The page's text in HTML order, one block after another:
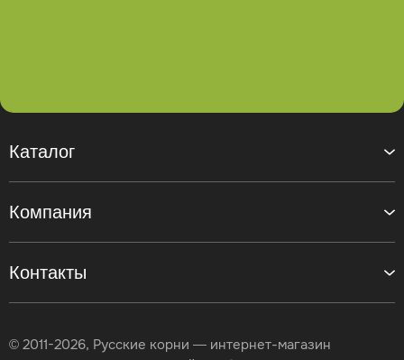
Контакты
Каталог
Компания
© 2011-2026, Русские корни — интернет-магазин